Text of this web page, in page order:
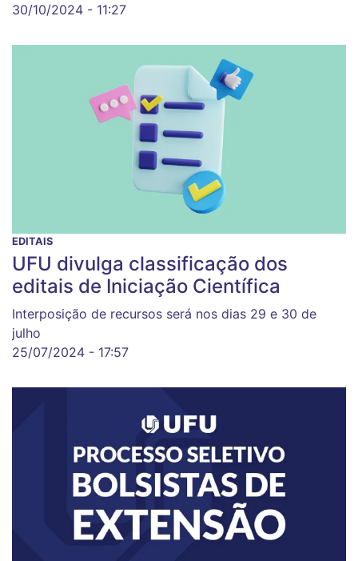
30/10/2024 - 11:27
EDITAIS
UFU divulga classificação dos
editais de Iniciação Científica
Interposição de recursos será nos dias 29 e 30 de
julho
25/07/2024 - 17:57